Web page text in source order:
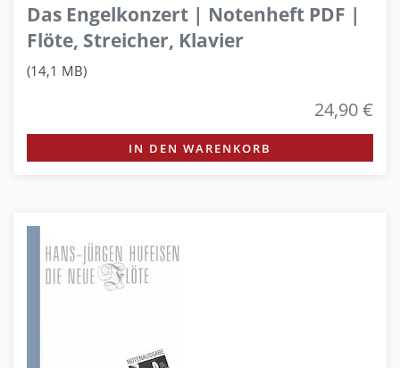
Das Engelkonzert | Notenheft PDF |
Flöte, Streicher, Klavier
(14,1 MB)
24,90 €
IN DEN WARENKORB